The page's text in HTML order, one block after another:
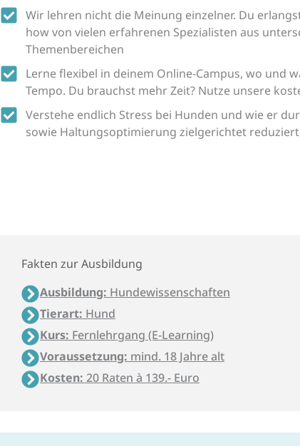
Wir lehren nicht die Meinung einzelner. Du
how von vielen erfahrenen Spezialisten aus
Themenbereichen
Lerne flexibel in deinem Online-Campus, wo und
Tempo. Du brauchst mehr Zeit? Nutze unsere
Verstehe endlich Stress bei Hunden und wie er
sowie Haltungsoptimierung zielgerichtet
Fakten zur Ausbildung
Ausbildung: Hundewissenschaften
Tierart: Hund
Kurs: Fernlehrgang (E-Learning)
Voraussetzung: mind. 18 Jahre alt
Kosten: 20 Raten à 139.- Euro